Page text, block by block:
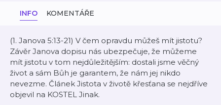
INFO KOMENTÁŘE
(1. Janova 5:13-21) V čem opravdu můžeš mít jistotu?
Závěr Janova dopisu nás ubezpečuje, že můžeme
mít jistotu v tom nejdůležitějším: dostali jsme věčný
život a sám Bůh je garantem, že nám jej nikdo
nevezme. Článek Jistota v životě křesťana se nejdříve
objevil na KOSTEL Jinak.